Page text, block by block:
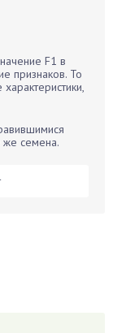
F1 в
признаков. То
же семена.